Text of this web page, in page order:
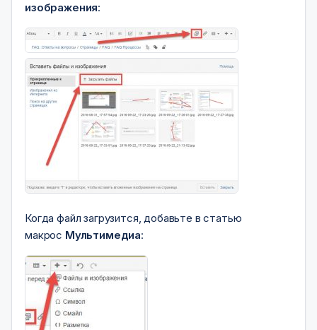
изображения:
Когда файл загрузится, добавьте в статью
макрос Мультимедиа: